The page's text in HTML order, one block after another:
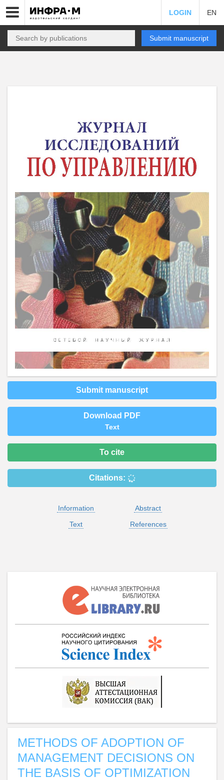
LOGIN EN
Submit manuscript
Submit manuscript
Download PDF
Text
To cite
Citations:
Information
Abstract
Text
References
METHODS OF ADOPTION OF
MANAGEMENT DECISIONS ON
THE BASIS OF OPTIMIZATION